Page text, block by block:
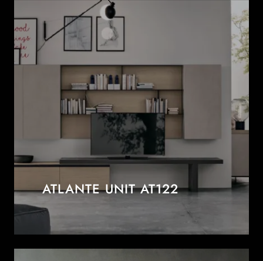
ATLANTE UNIT AT122